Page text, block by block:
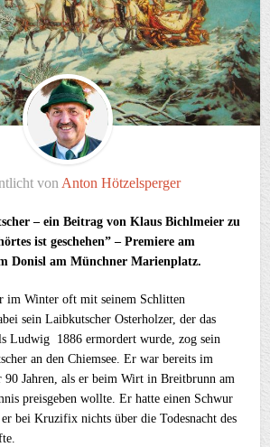
von Anton Hötzelsperger
– ein Beitrag von Klaus Bichlmeier zu
ist geschehen” – Premiere am
Donisl am Münchner Marienplatz.
Winter oft mit seinem Schlitten
sein Laibkutscher Osterholzer, der das
Ludwig 1886 ermordert wurde, zog sein
an den Chiemsee. Er war bereits im
90 Jahren, als er beim Wirt in Breitbrunn am
preisgeben wollte. Er hatte einen Schwur
bei Kruzifix nichts über die Todesnacht des